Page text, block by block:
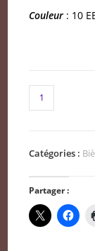
Couleur : 10
quantité
de
Ale
cl
Catégories :
Partager :